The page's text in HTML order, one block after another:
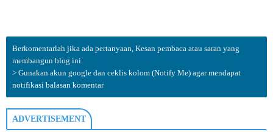
Berkomentarlah jika ada pertanyaan, Kesan pembaca atau saran yang
membangun blog ini.
> Gunakan akun google dan ceklis kolom (Notify Me) agar mendapat
notifikasi balasan komentar
ADVERTISEMENT